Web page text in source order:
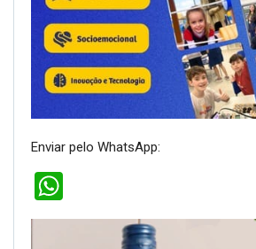
Enviar pelo WhatsApp: